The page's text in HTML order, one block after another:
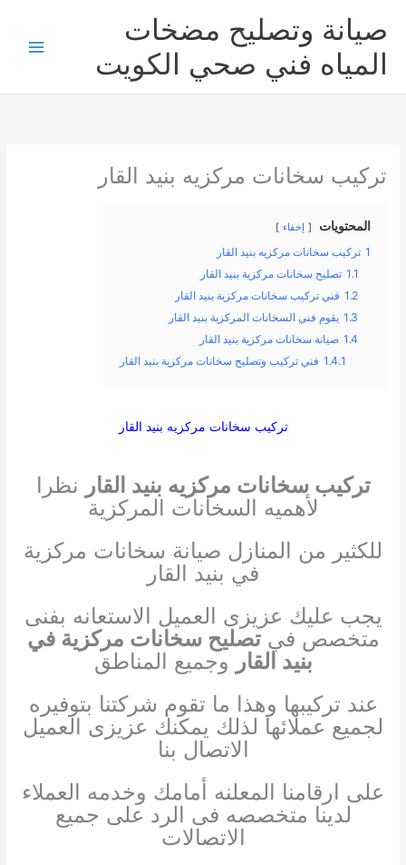
المحتوى
صيانة وتصليح مضخات
المياه فني صحي الكويت
تركيب سخانات مركزيه بنيد القار
المحتويات إخفاء
1 تركيب سخانات مركزيه بنيد القار
1.1 تصليح سخانات مركزية بنيد القار
1.2 فني تركيب سخانات مركزية بنيد القار
1.3 يقوم فني السخانات المركزية بنيد القار
1.4 صيانة سخانات مركزية بنيد القار
1.4.1 فني تركيب وتصليح سخانات مركزية بنيد القار
تركيب سخانات مركزيه بنيد القار
تركيب سخانات مركزيه بنيد القار نظرا
لأهميه السخانات المركزية
للكثير من المنازل صيانة سخانات مركزية
في بنيد القار
يجب عليك عزيزى العميل الاستعانه بفنى
متخصص فيتصليح سخانات مركزية في
بنيد القار وجميع المناطق
عند تركيبها وهذا ما تقوم شركتنا بتوفيره
لجميع عملائها لذلك يمكنك عزيزى العميل
الاتصال بنا
على ارقامنا المعلنه أمامك وخدمه العملاء
لدينا متخصصه فى الرد على جميع
الاتصالات